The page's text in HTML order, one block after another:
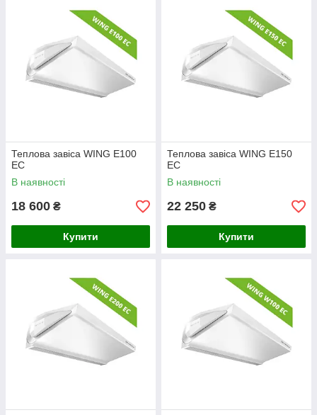
Теплова завіса WING E100
ЕС
В наявності
18 600 ₴
Купити
Теплова завіса WING E150
ЕС
В наявності
22 250 ₴
Купити